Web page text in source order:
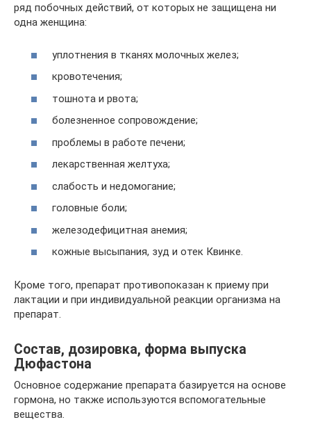
ряд побочных действий, от которых не защищена ни
одна женщина:
уплотнения в тканях молочных желез;
кровотечения;
тошнота и рвота;
болезненное сопровождение;
проблемы в работе печени;
лекарственная желтуха;
слабость и недомогание;
головные боли;
железодефицитная анемия;
кожные высыпания, зуд и отек Квинке.
Кроме того, препарат противопоказан к приему при
лактации и при индивидуальной реакции организма на
препарат.
Состав, дозировка, форма выпуска
Дюфастона
Основное содержание препарата базируется на основе
гормона, но также используются вспомогательные
вещества.